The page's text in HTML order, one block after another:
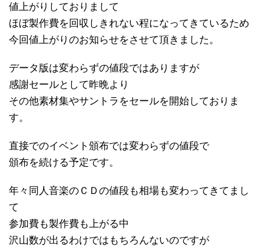
値上がりしておりまして
ほぼ製作費を回収しきれない程になってきているため
今回値上がりのお知らせをさせて頂きました。
データ版は変わらずの値段ではありますが
感謝セールとして昨晩より
その他素材集やサントラをセールを開始しておりま
す。
直接でのイベント頒布では変わらずの値段で
頒布を続ける予定です。
年々同人音楽のＣＤの値段も相場も変わってきてまし
て
参加費も製作費も上がる中
沢山数が出るわけではもちろんないのですが